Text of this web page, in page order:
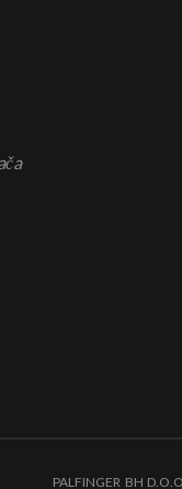
PALFINGER BH